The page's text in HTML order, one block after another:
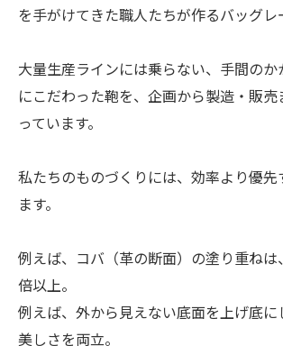
を手がけてきた職人たちが作るバッグレ
大量生産ラインには乗らない、手間の
にこだわった鞄を、企画から製造・販
っています。
私たちのものづくりには、効率より優先
ます。
例えば、コバ（革の断面）の塗り重ねは
倍以上。
例えば、外から見えない底面を上げ底に
美しさを両立。